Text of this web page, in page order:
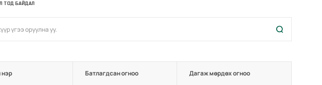
ТОД БАЙДАЛ
нэр Батлагдсан огноо Дагаж мөрдөх огноо